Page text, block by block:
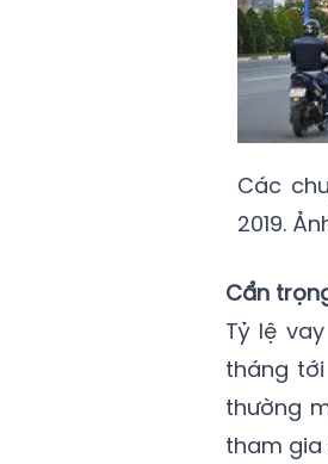
Các
2019.
Cẩn
Tỷ lệ
tháng
thường
tham gia